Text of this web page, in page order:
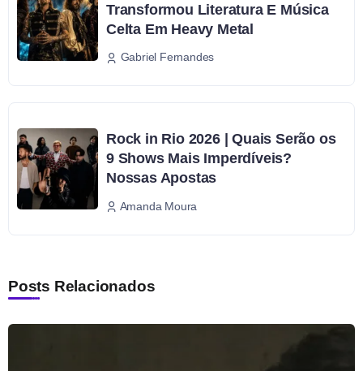
Transformou Literatura E Música
Celta Em Heavy Metal
Gabriel Fernandes
Rock in Rio 2026 | Quais Serão os
9 Shows Mais Imperdíveis?
Nossas Apostas
Amanda Moura
Posts Relacionados